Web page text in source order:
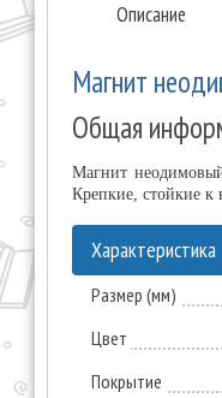
Описание
Магнит
Общая
Магнит
Крепкие, стойкие к
Характеристика
Размер (мм)
Цвет
Покрытие